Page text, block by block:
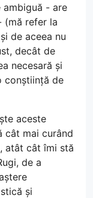
ambiguă - are
(mă refer la
de aceea nu
decât de
necesară și
conștiință de
aceste
cât mai curând
atât cât îmi stă
de a
și